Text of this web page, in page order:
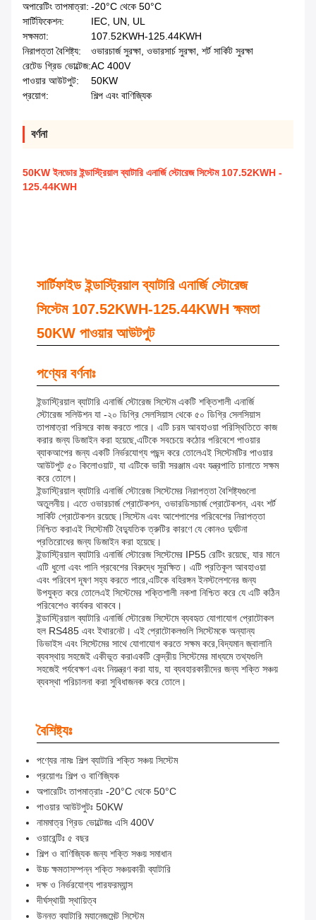
অপারেটিং তাপমাত্রা: -20°C থেকে 50°C
সার্টিফিকেশন:
IEC, UN, UL
সক্ষমতা:
107.52KWH-125.44KWH
নিরাপত্তা বৈশিষ্ট্য:
ওভারচার্জ সুরক্ষা, ওভারসার্চ সুরক্ষা, শর্ট সার্কিট সুরক্ষা
রেটেড গ্রিড ভোল্টেজ:AC 400V
পাওয়ার আউটপুট:
50KW
প্রয়োগ:
শিল্প এবং বাণিজ্যিক
বর্ণনা
50KW ইনডোর ইন্ডাস্ট্রিয়াল ব্যাটারি এনার্জি স্টোরেজ সিস্টেম 107.52KWH -
125.44KWH
সার্টিফাইড ইন্ডাস্ট্রিয়াল ব্যাটারি এনার্জি স্টোরেজ
সিস্টেম 107.52KWH-125.44KWH ক্ষমতা
50KW পাওয়ার আউটপুট
পণ্যের বর্ণনাঃ
ইন্ডাস্ট্রিয়াল ব্যাটারি এনার্জি স্টোরেজ সিস্টেম একটি শক্তিশালী এনার্জি
স্টোরেজ সলিউশন যা -২০ ডিগ্রি সেলসিয়াস থেকে ৫০ ডিগ্রি সেলসিয়াস
তাপমাত্রা পরিসরে কাজ করতে পারে। এটি চরম আবহাওয়া পরিস্থিতিতে কাজ
করার জন্য ডিজাইন করা হয়েছে,এটিকে সবচেয়ে কঠোর পরিবেশে পাওয়ার
ব্যাকআপের জন্য একটি নির্ভরযোগ্য পছন্দ করে তোলেএই সিস্টেমটির পাওয়ার
আউটপুট ৫০ কিলোওয়াট, যা এটিকে ভারী সরঞ্জাম এবং যন্ত্রপাতি চালাতে সক্ষম
করে তোলে।
ইন্ডাস্ট্রিয়াল ব্যাটারি এনার্জি স্টোরেজ সিস্টেমের নিরাপত্তা বৈশিষ্ট্যগুলো
অতুলনীয়। এতে ওভারচার্জ প্রোটেকশন, ওভারডিসচার্জ প্রোটেকশন, এবং শর্ট
সার্কিট প্রোটেকশন রয়েছে।সিস্টেম এবং আশেপাশের পরিবেশের নিরাপত্তা
নিশ্চিত করাএই সিস্টেমটি বৈদ্যুতিক ত্রুটির কারণে যে কোনও দুর্ঘটনা
প্রতিরোধের জন্য ডিজাইন করা হয়েছে।
ইন্ডাস্ট্রিয়াল ব্যাটারি এনার্জি স্টোরেজ সিস্টেমের IP55 রেটিং রয়েছে, যার মানে
এটি ধুলো এবং পানি প্রবেশের বিরুদ্ধে সুরক্ষিত। এটি প্রতিকূল আবহাওয়া
এবং পরিবেশ দূষণ সহ্য করতে পারে,এটিকে বহিরঙ্গন ইনস্টলেশনের জন্য
উপযুক্ত করে তোলেএই সিস্টেমের শক্তিশালী নকশা নিশ্চিত করে যে এটি কঠিন
পরিবেশেও কার্যকর থাকবে।
ইন্ডাস্ট্রিয়াল ব্যাটারি এনার্জি স্টোরেজ সিস্টেমে ব্যবহৃত যোগাযোগ প্রোটোকল
হল RS485 এবং ইথারনেট। এই প্রোটোকলগুলি সিস্টেমকে অন্যান্য
ডিভাইস এবং সিস্টেমের সাথে যোগাযোগ করতে সক্ষম করে,বিদ্যমান জ্বালানি
ব্যবস্থায় সহজেই একীভূত করাএকটি কেন্দ্রীয় সিস্টেমের মাধ্যমে তথ্যগুলি
সহজেই পর্যবেক্ষণ এবং নিয়ন্ত্রণ করা যায়, যা ব্যবহারকারীদের জন্য শক্তি সঞ্চয়
ব্যবস্থা পরিচালনা করা সুবিধাজনক করে তোলে।
বৈশিষ্ট্যঃ
পণ্যের নামঃ শিল্প ব্যাটারি শক্তি সঞ্চয় সিস্টেম
প্রয়োগঃ শিল্প ও বাণিজ্যিক
অপারেটিং তাপমাত্রাঃ -20°C থেকে 50°C
পাওয়ার আউটপুটঃ 50KW
নামমাত্র গ্রিড ভোল্টেজঃ এসি 400V
ওয়ারেন্টিঃ ৫ বছর
শিল্প ও বাণিজ্যিক জন্য শক্তি সঞ্চয় সমাধান
উচ্চ ক্ষমতাসম্পন্ন শক্তি সঞ্চয়কারী ব্যাটারি
দক্ষ ও নির্ভরযোগ্য পারফরম্যান্স
দীর্ঘস্থায়ী স্থায়িত্ব
উন্নত ব্যাটারি ম্যানেজমেন্ট সিস্টেম